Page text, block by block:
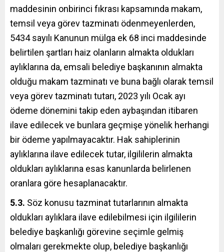
maddesinin onbirinci fıkrası kapsamında makam,
temsil veya görev tazminatı ödenmeyenlerden,
5434 sayılı Kanunun mülga ek 68 inci maddesinde
belirtilen şartları haiz olanların almakta oldukları
aylıklarına da, emsali belediye başkanının almakta
olduğu makam tazminatı ve buna bağlı olarak temsil
veya görev tazminatı tutarı, 2023 yılı Ocak ayı
ödeme dönemini takip eden aybaşından itibaren
ilave edilecek ve bunlara geçmişe yönelik herhangi
bir ödeme yapılmayacaktır. Hak sahiplerinin
aylıklarına ilave edilecek tutar, ilgililerin almakta
oldukları aylıklarına esas kanunlarda belirlenen
oranlara göre hesaplanacaktır.
5.3. Söz konusu tazminat tutarlarının almakta
oldukları aylıklara ilave edilebilmesi için ilgililerin
belediye başkanlığı görevine seçimle gelmiş
olmaları gerekmekte olup, belediye başkanlığı